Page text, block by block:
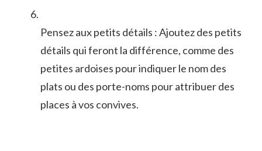
Pensez​ aux ​petits⁣ détails : Ajoutez des petits
détails qui⁤ feront la différence, comme ​des
petites ardoises pour indiquer le nom des
plats ou des porte-noms⁤ pour attribuer des
places ‌à vos convives.